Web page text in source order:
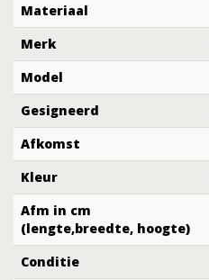
Materiaal
Merk
Model
Gesigneerd
Afkomst
Kleur
Afm in cm
(lengte,breedte, hoogte)
Conditie